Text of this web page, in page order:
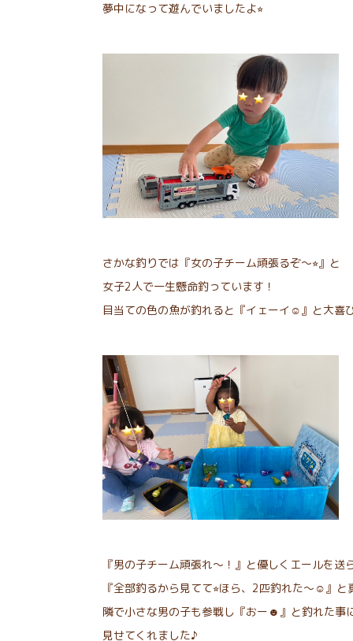
夢中になって遊んでいましたよ⭐︎
さかな釣りでは『女の子チーム頑張るぞ〜⭐︎』と
女子2人で一生懸命釣っています！
目当ての色の魚が釣れると『イェーイ☺︎』と大喜
『男の子チーム頑張れ〜！』と優しくエールを送
『全部釣るから見てて⭐︎ほら、2匹釣れた〜☺︎』
隣で小さな男の子も参戦し『おー☻』と釣れた事
見せてくれました♪